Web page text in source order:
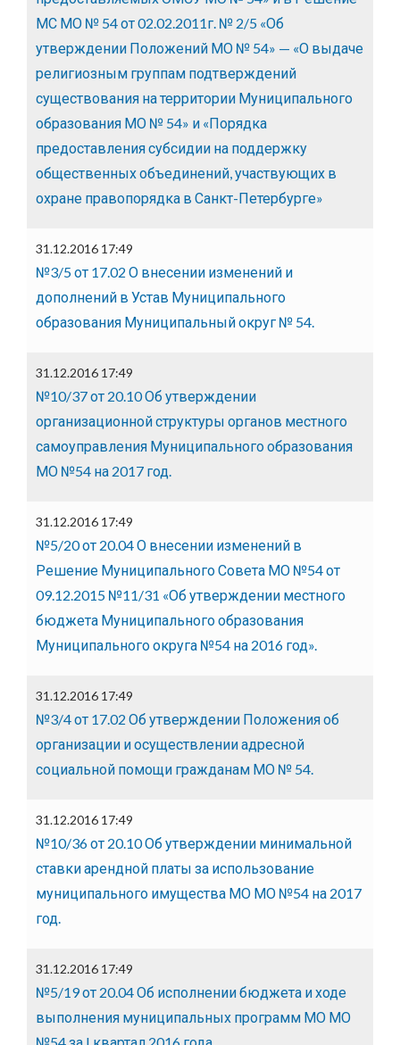
МС МО № 54 от 02.02.2011г. № 2/5 «Об
утверждении Положений МО № 54» — «О выдаче
религиозным группам подтверждений
существования на территории Муниципального
образования МО № 54» и «Порядка
предоставления субсидии на поддержку
общественных объединений, участвующих в
охране правопорядка в Санкт-Петербурге»
31.12.2016 17:49
№3/5 от 17.02 О внесении изменений и
дополнений в Устав Муниципального
образования Муниципальный округ № 54.
31.12.2016 17:49
№10/37 от 20.10 Об утверждении
организационной структуры органов местного
самоуправления Муниципального образования
МО №54 на 2017 год.
31.12.2016 17:49
№5/20 от 20.04 О внесении изменений в
Решение Муниципального Совета МО №54 от
09.12.2015 №11/31 «Об утверждении местного
бюджета Муниципального образования
Муниципального округа №54 на 2016 год».
31.12.2016 17:49
№3/4 от 17.02 Об утверждении Положения об
организации и осуществлении адресной
социальной помощи гражданам МО № 54.
31.12.2016 17:49
№10/36 от 20.10 Об утверждении минимальной
ставки арендной платы за использование
муниципального имущества МО МО №54 на 2017
год.
31.12.2016 17:49
№5/19 от 20.04 Об исполнении бюджета и ходе
выполнения муниципальных программ МО МО